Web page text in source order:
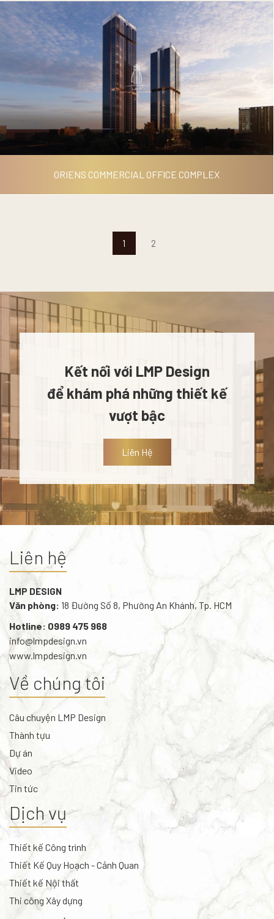
KHU DỊCH VỤ HẬU CẦN SAU
CẢNG CÁI MÉP
ORIENS COMMERCIAL OFFICE COMPLEX
COMPLEX
1 2
Kết nối với LMP Design
để khám phá những thiết kế
vượt bậc
Liên Hệ
Liên hệ
LMP DESIGN
Văn phòng: 18 Đường Số 8, Phường An Khánh, Tp. HCM
Hotline: 0989 475 968
info@lmpdesign.vn
www.lmpdesign.vn
Về chúng tôi
Câu chuyện LMP Design
Thành tựu
Dự án
Video
Tin tức
Dịch vụ
Thiết kế Công trình
Thiết Kế Quy Hoạch - Cảnh Quan
Thiết kế Nội thất
Thi công Xây dựng